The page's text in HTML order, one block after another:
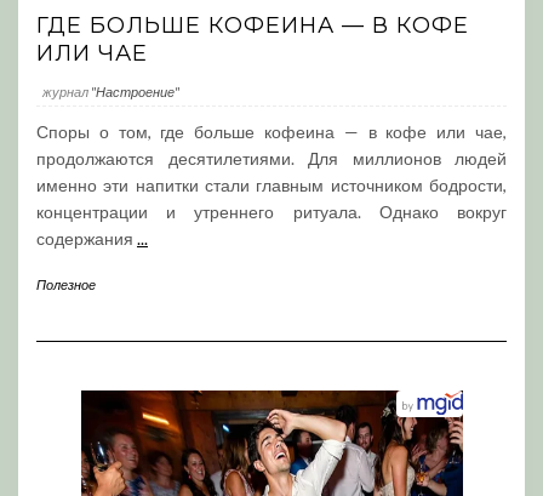
ГДЕ БОЛЬШЕ КОФЕИНА — В КОФЕ
ИЛИ ЧАЕ
журнал "Настроение"
Споры о том, где больше кофеина — в кофе или чае,
продолжаются десятилетиями. Для миллионов людей
именно эти напитки стали главным источником бодрости,
концентрации и утреннего ритуала. Однако вокруг
содержания ...
Полезное